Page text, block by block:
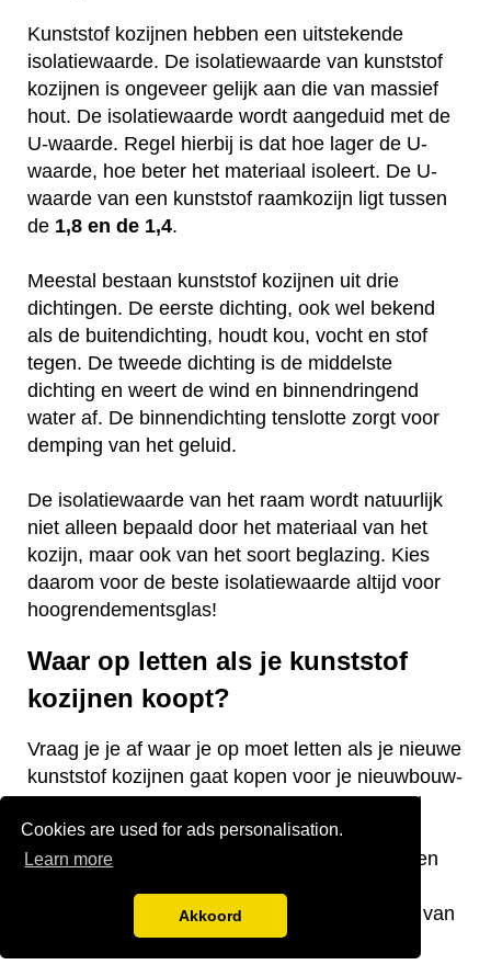
Cookies are used for ads personalisation.
Learn more
Akkoord
Kunststof kozijnen hebben een uitstekende
isolatiewaarde. De isolatiewaarde van kunststof
kozijnen is ongeveer gelijk aan die van massief
hout. De isolatiewaarde wordt aangeduid met de
U-waarde. Regel hierbij is dat hoe lager de U-
waarde, hoe beter het materiaal isoleert. De U-
waarde van een kunststof raamkozijn ligt tussen
de 1,8 en de 1,4.
Meestal bestaan kunststof kozijnen uit drie
dichtingen. De eerste dichting, ook wel bekend
als de buitendichting, houdt kou, vocht en stof
tegen. De tweede dichting is de middelste
dichting en weert de wind en binnendringend
water af. De binnendichting tenslotte zorgt voor
demping van het geluid.
De isolatiewaarde van het raam wordt natuurlijk
niet alleen bepaald door het materiaal van het
kozijn, maar ook van het soort beglazing. Kies
daarom voor de beste isolatiewaarde altijd voor
hoogrendementsglas!
Waar op letten als je kunststof
kozijnen koopt?
Vraag je je af waar je op moet letten als je nieuwe
kunststof kozijnen gaat kopen voor je nieuwbouw-
of bestaande woning? Wij hebben een aantal
nuttige tips voor je! De keurmerken van de
kozijnen, welke isolatiewaarde je nodig hebt en
belangrijke aandachtspunten bij de aanschaf van
kunststof kozijnen.